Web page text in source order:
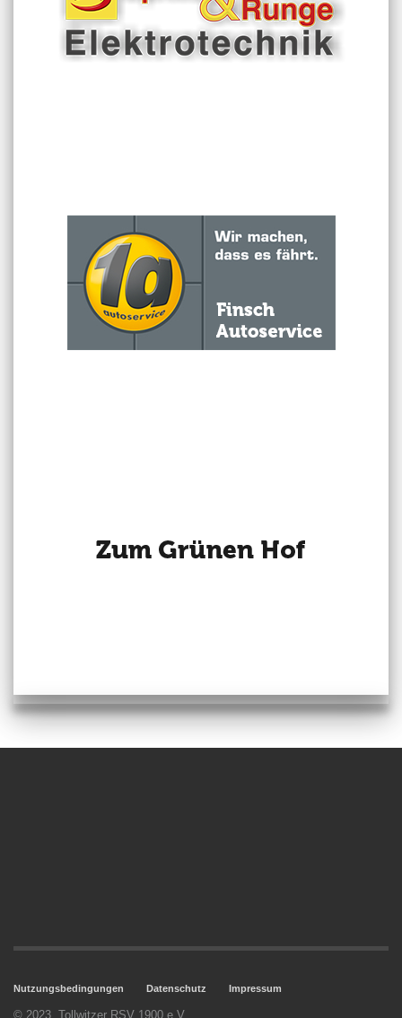
Nutzungsbedingungen Datenschutz Impressum
© 2023. Tollwitzer RSV 1900 e.V.